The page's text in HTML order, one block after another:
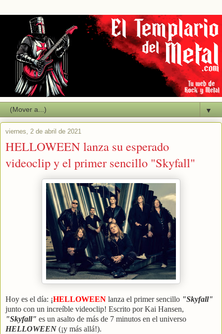
▼
viernes, 2 de abril de 2021
HELLOWEEN lanza su esperado
videoclip y el primer sencillo "Skyfall"
Hoy es el día: ¡HELLOWEEN lanza el primer sencillo "Skyfall"
junto con un increíble videoclip! Escrito por Kai Hansen,
"Skyfall" es un asalto de más de 7 minutos en el universo
HELLOWEEN (¡y más allá!).